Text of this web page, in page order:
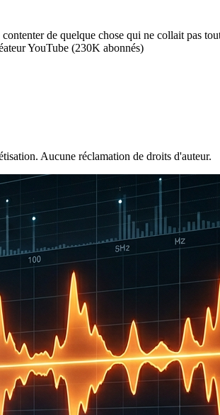
de quelque chose qui ne collait pas
YouTube (230K abonnés)
Aucune réclamation de droits d'auteur.